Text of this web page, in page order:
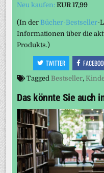
Neu kaufen:EUR 17,99
(In der Bücher-Bestseller-
Informationen über die
Produkts.)
TWITTER
Tagged Bestseller,
Das könnte Sie auch